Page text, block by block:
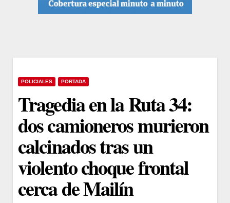
POLICIALES PORTADA
Tragedia en la Ruta 34:
dos camioneros murieron
calcinados tras un
violento choque frontal
cerca de Mailín